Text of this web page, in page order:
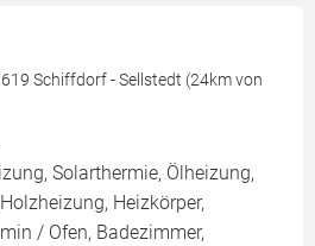
Schiffdorf - Sellstedt (24km von
Solarthermie, Ölheizung,
Heizkörper,
/ Ofen, Badezimmer,